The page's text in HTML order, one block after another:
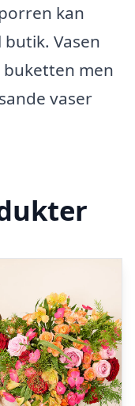
kan
Vasen
men
vaser